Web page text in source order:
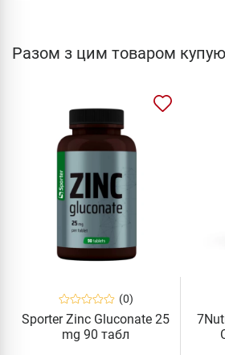
Разом з цим товаром
(0)
Sporter Zinc Gluconate 25
mg 90 табл